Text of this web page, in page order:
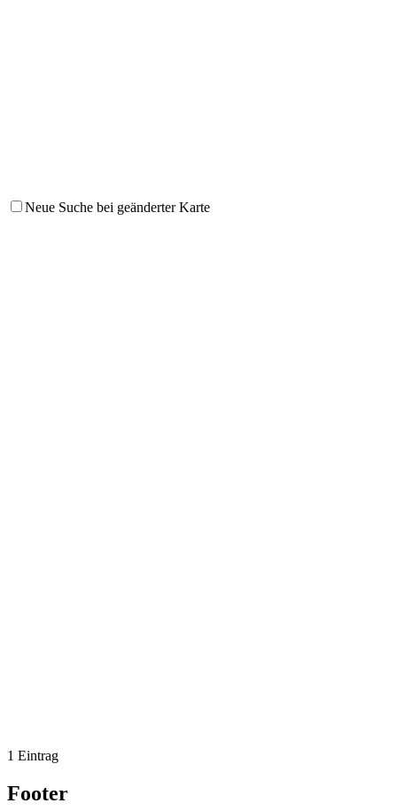
Neue Suche bei geänderter Karte
1 Eintrag
Footer